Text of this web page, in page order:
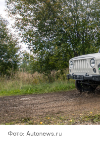
Фото: Autonews.ru